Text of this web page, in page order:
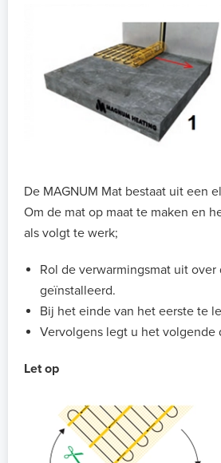
De MAGNUM Mat bestaat uit een
Om de mat op maat te maken en
als volgt te werk;
Rol de verwarmingsmat uit
geïnstalleerd.
Bij het einde van het eerste te
Vervolgens legt u het volgende
Let op